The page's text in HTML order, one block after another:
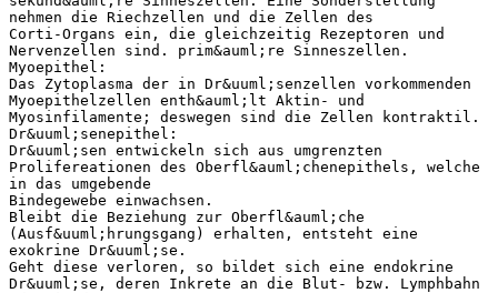
nehmen die Riechzellen und die Zellen des
Corti-Organs ein, die gleichzeitig Rezeptoren und
Nervenzellen sind. prim&auml;re Sinneszellen.
Myoepithel:
Das Zytoplasma der in Dr&uuml;senzellen vorkommenden
Myoepithelzellen enth&auml;lt Aktin- und
Myosinfilamente; deswegen sind die Zellen kontraktil.
Dr&uuml;senepithel:
Dr&uuml;sen entwickeln sich aus umgrenzten
Prolifereationen des Oberfl&auml;chenepithels, welche
in das umgebende
Bindegewebe einwachsen.
Bleibt die Beziehung zur Oberfl&auml;che
(Ausf&uuml;hrungsgang) erhalten, entsteht eine
exokrine Dr&uuml;se.
Geht diese verloren, so bildet sich eine endokrine
Dr&uuml;se, deren Inkrete an die Blut- bzw. Lymphbahn